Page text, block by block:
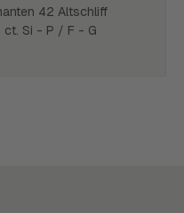
42 Altschliff
ct. Si - P / F - G